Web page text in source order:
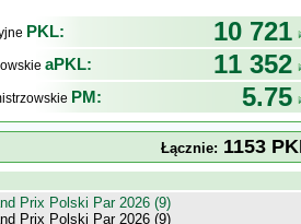
PKL: 10 721
aPKL: 11 352
PM: 5.75
Łącznie: 1153
Prix Polski Par 2026 (9)
Prix Polski Par 2026 (9)